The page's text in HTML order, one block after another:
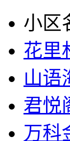
小区
花里
山语
君悦
万科